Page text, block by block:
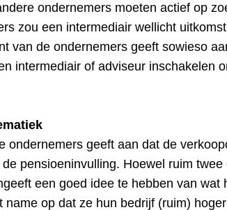
ondernemers moeten actief op
zou een intermediair wellicht
van de ondernemers geeft sowieso
intermediair of adviseur inschakelen
ondernemers geeft aan dat de
pensioeninvulling. Hoewel ruim
een goed idee te hebben van wat
name op dat ze hun bedrijf (ruim)